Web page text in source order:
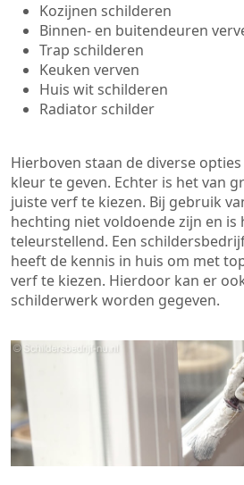
Kozijnen schilderen
Binnen- en buitendeuren
Trap schilderen
Keuken verven
Huis wit schilderen
Radiator schilder
Hierboven staan de diverse
kleur te geven. Echter is het van
juiste verf te kiezen. Bij gebruik
hechting niet voldoende zijn en is
teleurstellend. Een
heeft de kennis in huis om met
verf te kiezen. Hierdoor kan er
schilderwerk worden gegeven.